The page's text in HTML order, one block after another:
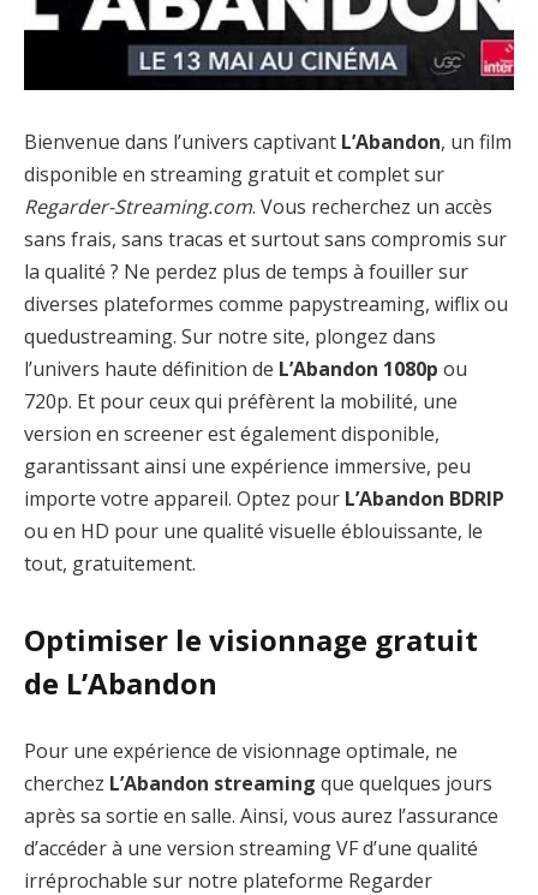
Bienvenue dans l’univers captivant L’Abandon, un film
disponible en streaming gratuit et complet sur
Regarder-Streaming.com. Vous recherchez un accès
sans frais, sans tracas et surtout sans compromis sur
la qualité ? Ne perdez plus de temps à fouiller sur
diverses plateformes comme papystreaming, wiflix ou
quedustreaming. Sur notre site, plongez dans
l’univers haute définition de L’Abandon 1080p ou
720p. Et pour ceux qui préfèrent la mobilité, une
version en screener est également disponible,
garantissant ainsi une expérience immersive, peu
importe votre appareil. Optez pour L’Abandon BDRIP
ou en HD pour une qualité visuelle éblouissante, le
tout, gratuitement.
Optimiser le visionnage gratuit
de L’Abandon
Pour une expérience de visionnage optimale, ne
cherchez L’Abandon streaming que quelques jours
après sa sortie en salle. Ainsi, vous aurez l’assurance
d’accéder à une version streaming VF d’une qualité
irréprochable sur notre plateforme Regarder